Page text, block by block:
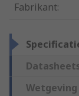
Fabrikant: